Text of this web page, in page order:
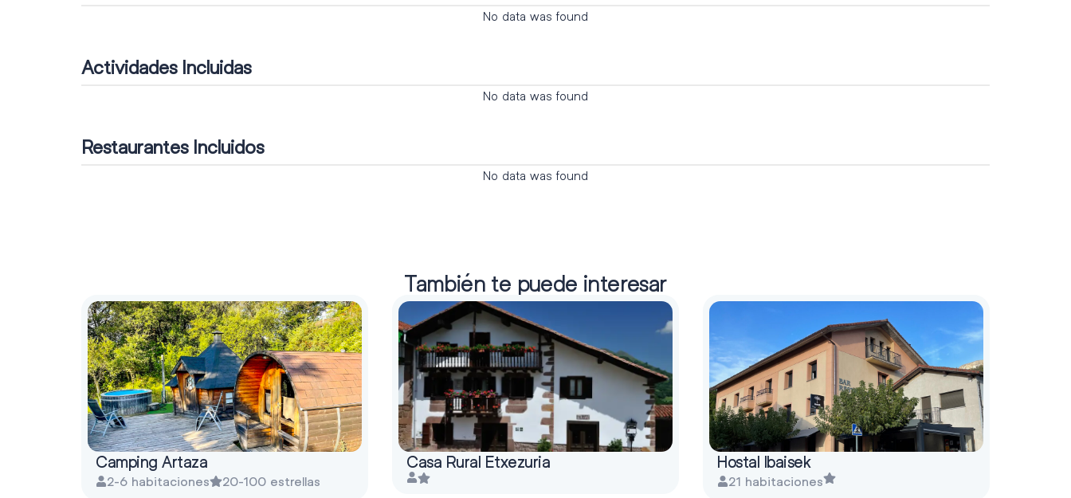
No data was found
Actividades Incluidas
No data was found
Restaurantes Incluidos
No data was found
También te puede interesar
Camping Artaza
2-6 habitaciones 20-100 estrellas
Casa Rural Etxezuria Hostal Ibaisek
21 habitaciones